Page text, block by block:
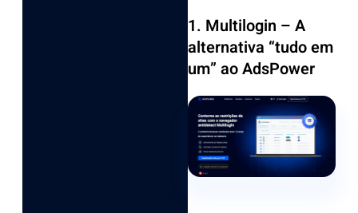
1. Multilogin – A
alternativa “tudo em
um” ao AdsPower